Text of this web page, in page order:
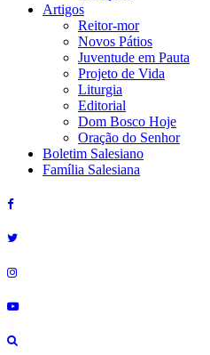
Artigos
Reitor-mor
Novos Pátios
Juventude em Pauta
Projeto de Vida
Liturgia
Editorial
Dom Bosco Hoje
Oração do Senhor
Boletim Salesiano
Família Salesiana